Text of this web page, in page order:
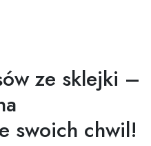
ze sklejki –
swoich chwil!